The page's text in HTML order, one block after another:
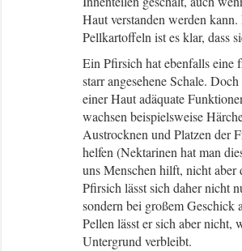
Haut verstanden werden
Pellkartoffeln ist es klar, dass
Ein Pfirsich hat ebenfalls eine
starr angesehene Schale.
einer Haut adäquate
wachsen beispielsweise
Austrocknen und Platzen der
helfen (Nektarinen hat man
uns Menschen hilft, nicht aber
Pfirsich lässt sich daher nicht
sondern bei großem Geschick
Pellen lässt er sich aber nicht,
Untergrund verbleibt.